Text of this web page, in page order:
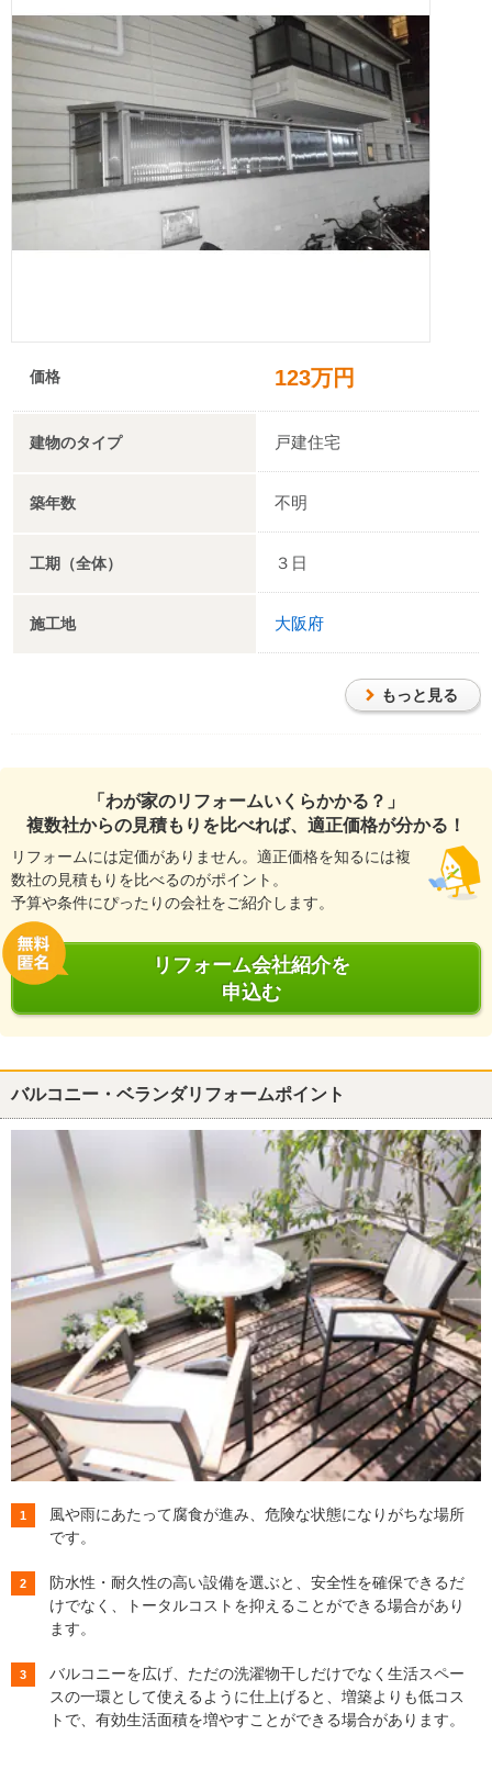
価格 123万円
建物のタイプ 戸建住宅
築年数 不明
工期（全体） ３日
施工地 大阪府
もっと見る
「わが家のリフォームいくらかかる？」
複数社からの見積もりを比べれば、適正価格が分かる！
リフォームには定価がありません。適正価格を知るには複
数社の見積もりを比べるのがポイント。
予算や条件にぴったりの会社をご紹介します。
リフォーム会社紹介を
申込む
バルコニー・ベランダリフォームポイント
風や雨にあたって腐食が進み、危険な状態になりがちな場所
です。
防水性・耐久性の高い設備を選ぶと、安全性を確保できるだ
けでなく、トータルコストを抑えることができる場合があり
ます。
バルコニーを広げ、ただの洗濯物干しだけでなく生活スペー
スの一環として使えるように仕上げると、増築よりも低コス
トで、有効生活面積を増やすことができる場合があります。